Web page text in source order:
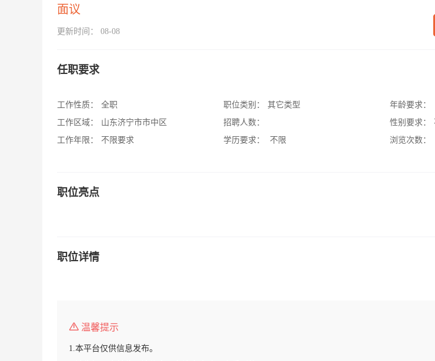
面议
更新时间： 08-08
任职要求
工作性质：
全职
工作区域：
山东济宁市市中区
工作年限：
不限要求
职位类别：
其它类型
招聘人数：
学历要求：
不限
年龄要求：
性别要求：
浏览次数：
职位亮点
职位详情
温馨提示
1.本平台仅供信息发布。